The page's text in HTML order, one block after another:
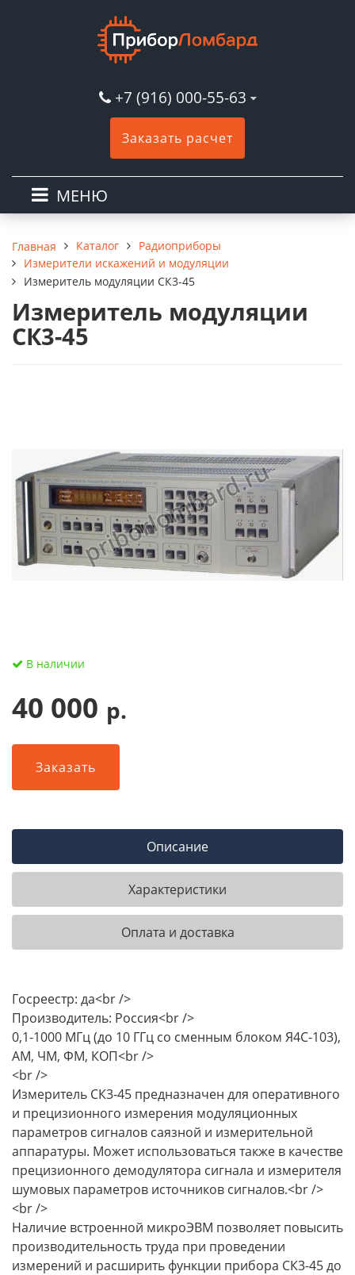
+7 (916) 000-55-63
Заказать расчет
МЕНЮ
Главная Каталог
Радиоприборы
Измерители искажений и модуляции
Измеритель модуляции СК3-45
Измеритель модуляции
СК3-45
В наличии
40 000 р.
Заказать
Описание
Характеристики
Оплата и доставка
Госреестр: да<br />
Производитель: Россия<br />
0,1-1000 МГц (до 10 ГГц со сменным блоком Я4С-103),
АМ, ЧМ, ФМ, КОП<br />
<br />
Измеритель СК3-45 предназначен для оперативного
и прецизионного измерения модуляционных
параметров сигналов саязной и измерительной
аппаратуры. Может использоваться также в качестве
прецизионного демодулятора сигнала и измерителя
шумовых параметров источников сигналов.<br />
<br />
Наличие встроенной микроЭВМ позволяет повысить
производительность труда при проведении
измерений и расширить функции прибора СК3-45 до